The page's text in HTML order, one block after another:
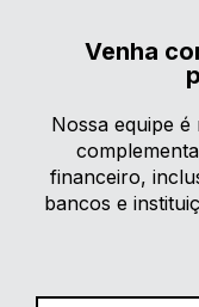
Venha
Nossa equipe é
financeiro,
bancos e